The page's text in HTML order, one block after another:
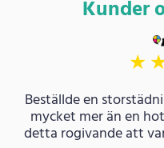
Kunder
★
Beställde en
mycket mer än en
detta rogivande att